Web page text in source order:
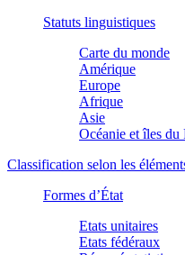
Statuts linguistiques
Carte du monde
Amérique
Europe
Afrique
Asie
Océanie et îles du
Classification selon les
Formes d’État
Etats unitaires
Etats fédéraux